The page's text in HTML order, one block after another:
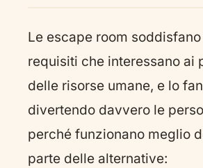
Le escape room
requisiti che interessano ai
delle risorse umane, e lo
divertendo davvero le
perché funzionano meglio
parte delle alternative: